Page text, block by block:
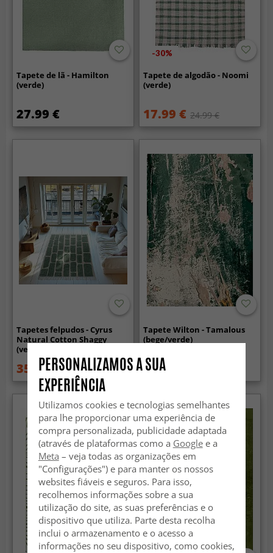
Tapete de lã - Hamilton
(verde)
27.99 €
-30%
Tapete de algodão - Noomi
(verde)
17.99 € 24.99 €
Tapetes felpudos - Cyrus
Natural Cotton Shaggy
(verde)
35.99 € 44.99 €
Tapete Wilton - Tamalous
(bege/verde)
99.99 €
PERSONALIZAMOS A SUA
EXPERIÊNCIA
Utilizamos cookies e tecnologias semelhantes
para lhe proporcionar uma experiência de
compra personalizada, publicidade adaptada
(através de plataformas como a Googlee a
Meta – veja todas as organizações em
"Configurações") e para manter os nossos
websites fiáveis e seguros. Para isso,
recolhemos informações sobre a sua
utilização do site, as suas preferências e o
dispositivo que utiliza. Parte desta recolha
inclui o armazenamento e o acesso a
informações no seu dispositivo, como cookies,